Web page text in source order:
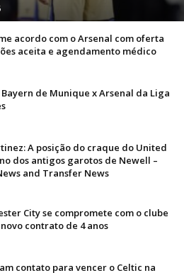
acordo com o Arsenal com oferta
aceita e agendamento médico
de Munique x Arsenal da Liga
A posição do craque do United
dos antigos garotos de Newell –
and Transfer News
City se compromete com o clube
contrato de 4 anos
contato para vencer o Celtic na